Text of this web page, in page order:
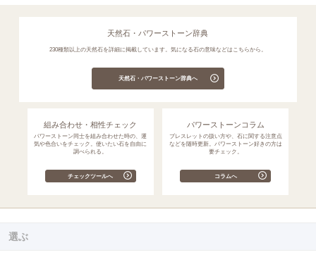
天然石・パワーストーン辞典
230種類以上の天然石を詳細に掲載しています。気になる石の意味などはこちらから。
天然石・パワーストーン辞典へ
組み合わせ・相性チェック
パワーストーン同士を組み合わせた時の、運
気や色合いをチェック。使いたい石を自由に
調べられる。
チェックツールへ
パワーストーンコラム
ブレスレットの扱い方や、石に関する注意点
などを随時更新。パワーストーン好きの方は
要チェック。
コラムへ
選ぶ